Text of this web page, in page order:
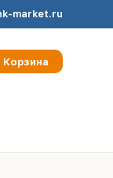
market.ru
Корзина